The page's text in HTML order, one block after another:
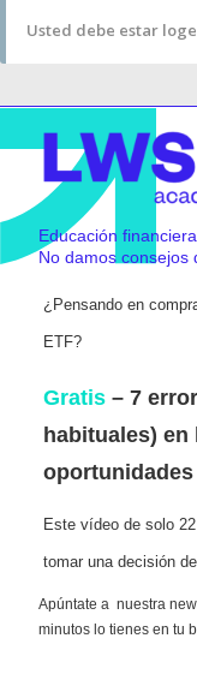
Usted debe estar
Educación
No damos consejos
¿Pensando en
ETF?
Gratis – 7
habituales)
Este vídeo de solo
tomar una decisión
Apúntate a nuestra
minutos lo tienes en tu